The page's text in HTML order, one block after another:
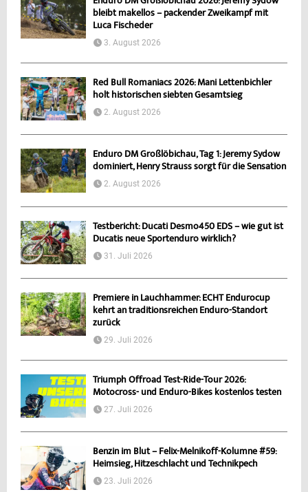
bleibt makellos – packender Zweikampf mit
Luca Fischeder
3. August 2026
Red Bull Romaniacs 2026: Mani Lettenbichler
holt historischen siebten Gesamtsieg
2. August 2026
Enduro DM Großlöbichau, Tag 1: Jeremy Sydow
dominiert, Henry Strauss sorgt für die Sensation
2. August 2026
Testbericht: Ducati Desmo450 EDS – wie gut ist
Ducatis neue Sportenduro wirklich?
31. Juli 2026
Premiere in Lauchhammer: ECHT Endurocup
kehrt an traditionsreichen Enduro-Standort
zurück
29. Juli 2026
Triumph Offroad Test-Ride-Tour 2026:
Motocross- und Enduro-Bikes kostenlos testen
27. Juli 2026
Benzin im Blut – Felix-Melnikoff-Kolumne #59:
Heimsieg, Hitzeschlacht und Technikpech
23. Juli 2026